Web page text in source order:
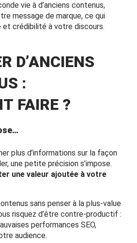
vie à d’anciens contenus,
message de marque, ce qui
crédibilité à votre discours.
D’ANCIENS
:
FAIRE ?
plus d’informations sur la façon
une petite précision s’impose.
une valeur ajoutée à votre
sans penser à la plus-value
risquez d’être contre-productif :
performances SEO,
audience.